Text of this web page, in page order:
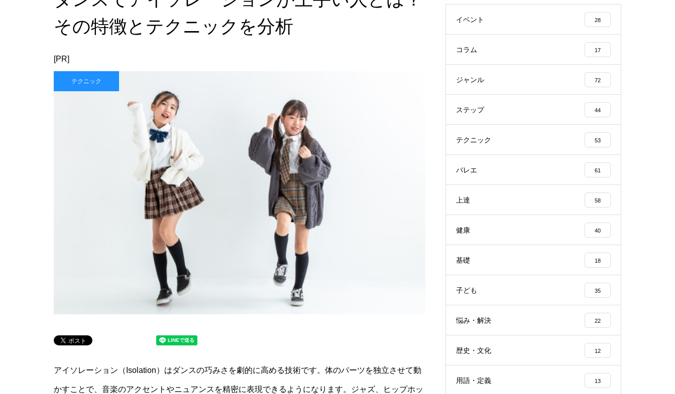
その特徴とテクニックを分析
[PR]
テクニック
アイソレーション（Isolation）はダンスの巧みさを劇的に高める技術です。体のパーツを独立させて動
かすことで、音楽のアクセントやニュアンスを精密に表現できるようになります。ジャズ、ヒップホッ
イベント 28
コラム 17
ジャンル 72
ステップ 44
テクニック 53
バレエ 61
上達 58
健康 40
基礎 18
子ども 35
悩み・解決 22
歴史・文化 12
用語・定義 13